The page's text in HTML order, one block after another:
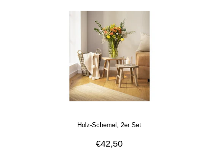
Holz-Schemel, 2er Set
€42,50